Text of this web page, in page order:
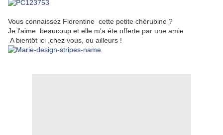
Vous connaissez Florentine cette petite chérubine ?
Je l'aime beaucoup et elle m'a éte offerte par une amie
A bientôt ici ,chez vous, ou ailleurs !